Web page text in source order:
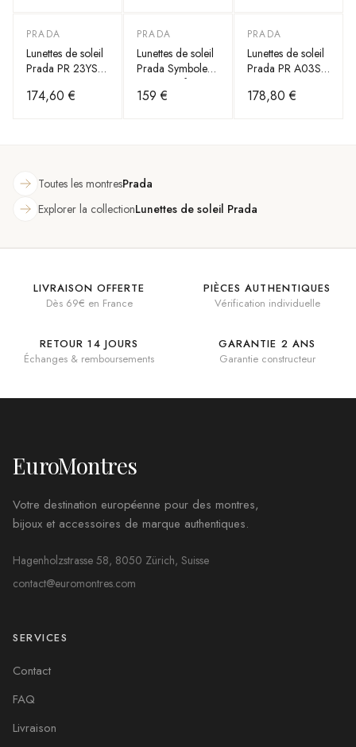
PRADA
Lunettes de soleil
Prada PR 23YS
174,60 €
PRADA
Lunettes de soleil
Prada Symbole
PR 17WS forme
rectangulaire
159 €
PRADA
Lunettes de soleil
Prada PR A03S
178,80 €
Toutes les montresPrada
Explorer la collectionLunettes de soleil Prada
LIVRAISON OFFERTE
Dès 69€ en France
PIÈCES AUTHENTIQUES
Vérification individuelle
RETOUR 14 JOURS
Échanges & remboursements
GARANTIE 2 ANS
Garantie constructeur
EuroMontres
Votre destination européenne pour des montres,
bijoux et accessoires de marque authentiques.
Hagenholzstrasse 58, 8050 Zürich, Suisse
contact@euromontres.com
SERVICES
Contact
FAQ
Livraison